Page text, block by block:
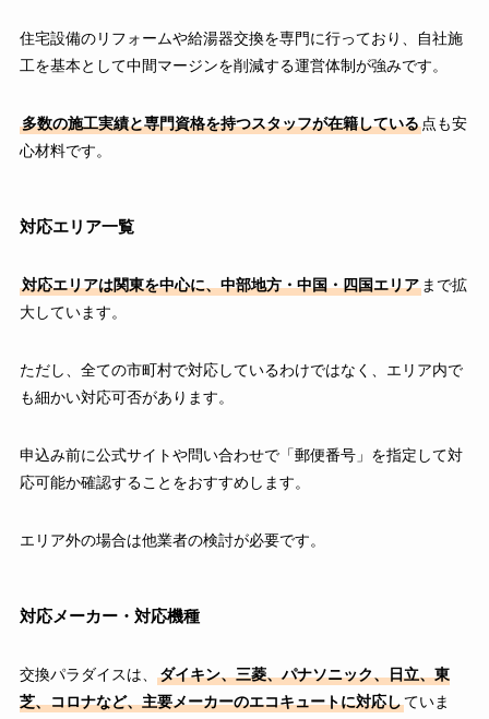
住宅設備のリフォームや給湯器交換を専門に行っており、自社施
工を基本として中間マージンを削減する運営体制が強みです。
多数の施工実績と専門資格を持つスタッフが在籍している点も安
心材料です。
対応エリア一覧
対応エリアは関東を中心に、中部地方・中国・四国エリアまで拡
大しています。
ただし、全ての市町村で対応しているわけではなく、エリア内で
も細かい対応可否があります。
申込み前に公式サイトや問い合わせで「郵便番号」を指定して対
応可能か確認することをおすすめします。
エリア外の場合は他業者の検討が必要です。
対応メーカー・対応機種
交換パラダイスは、
ダイキン、三菱、パナソニック、日立、東
芝、コロナなど、主要メーカーのエコキュートに対応していま